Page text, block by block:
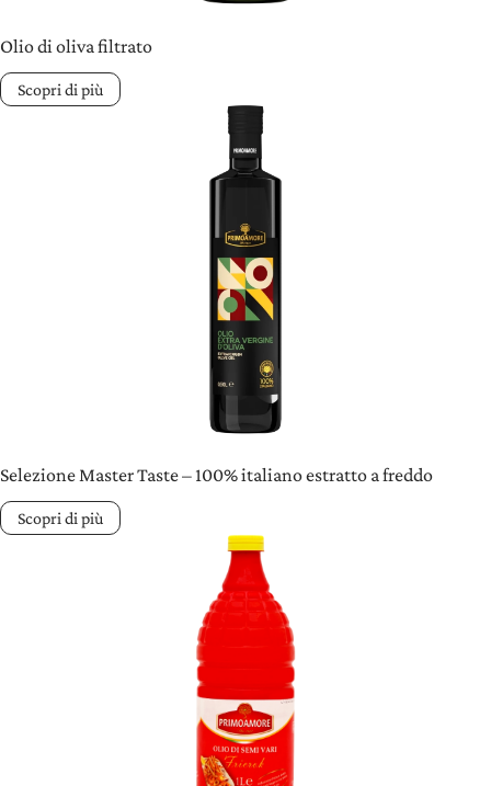
Olio di oliva filtrato
Scopri di più
Selezione Master Taste – 100% italiano estratto a freddo
Scopri di più